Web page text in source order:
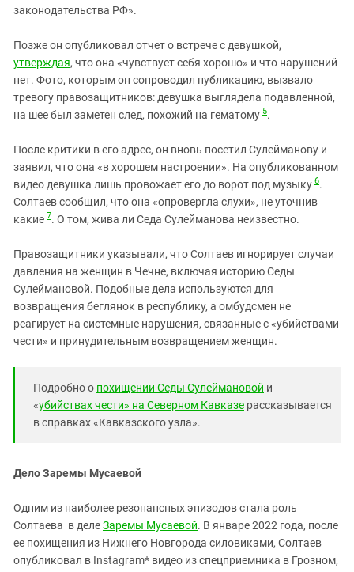
законодательства РФ».
Позже он опубликовал отчет о встрече с девушкой,
утверждая, что она «чувствует себя хорошо» и что нарушений
нет. Фото, которым он сопроводил публикацию, вызвало
тревогу правозащитников: девушка выглядела подавленной,
на шее был заметен след, похожий на гематому 5.
После критики в его адрес, он вновь посетил Сулейманову и
заявил, что она «в хорошем настроении». На опубликованном
видео девушка лишь провожает его до ворот под музыку 6.
Солтаев сообщил, что она «опровергла слухи», не уточнив
какие 7. О том, жива ли Седа Сулейманова неизвестно.
Правозащитники указывали, что Солтаев игнорирует случаи
давления на женщин в Чечне, включая историю Седы
Сулеймановой. Подобные дела используются для
возвращения беглянок в республику, а омбудсмен не
реагирует на системные нарушения, связанные с «убийствами
чести» и принудительным возвращением женщин.
Подробно о похищении Седы Сулеймановой и
«убийствах чести» на Северном Кавказе рассказывается
в справках «Кавказского узла».
Дело Заремы Мусаевой
Одним из наиболее резонансных эпизодов стала роль
Солтаева в делеЗаремы Мусаевой. В январе 2022 года, после
ее похищения из Нижнего Новгорода силовиками, Солтаев
опубликовал в Instagram* видео из спецприемника в Грозном,